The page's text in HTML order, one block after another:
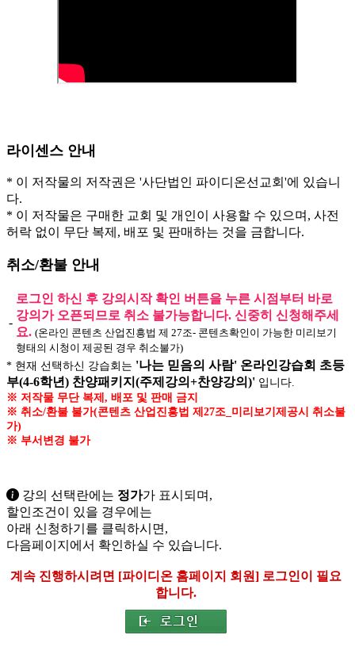
라이센스 안내
* 이 저작물의 저작권은 '사단법인 파이디온선교회'에 있습니
다.
* 이 저작물은 구매한 교회 및 개인이 사용할 수 있으며, 사전
허락 없이 무단 복제, 배포 및 판매하는 것을 금합니다.
취소/환불 안내
-
로그인 하신 후 강의시작 확인 버튼을 누른 시점부터 바로
강의가 오픈되므로 취소 불가능합니다. 신중히 신청해주세
요. (온라인 콘텐츠 산업진흥법 제 27조- 콘텐츠확인이 가능한 미리보기
형태의 시청이 제공된 경우 취소불가)
* 현재 선택하신 강습회는 '나는 믿음의 사람' 온라인강습회 초등
부(4-6학년) 찬양패키지(주제강의+찬양강의)' 입니다.
※ 저작물 무단 복제, 배포 및 판매 금지
※ 취소/환불 불가(콘텐츠 산업진흥법 제27조_미리보기제공시 취소불
가)
※ 부서변경 불가
강의 선택란에는 정가가 표시되며,
할인조건이 있을 경우에는
아래 신청하기 를 클릭하시면,
다음페이지에서 확인하실 수 있습니다.
계속 진행하시려면 [파이디온 홈페이지 회원] 로그인이 필요
합니다.